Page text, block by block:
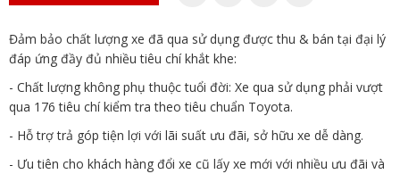
Đảm bảo chất lượng xe đã qua sử dụng được thu & bán tại đại lý
đáp ứng đầy đủ nhiều tiêu chí khắt khe:
- Chất lượng không phụ thuộc tuổi đời: Xe qua sử dụng phải vượt
qua 176 tiêu chí kiểm tra theo tiêu chuẩn Toyota.
- Hỗ trợ trả góp tiện lợi với lãi suất ưu đãi, sở hữu xe dễ dàng.
- Ưu tiên cho khách hàng đổi xe cũ lấy xe mới với nhiều ưu đãi và